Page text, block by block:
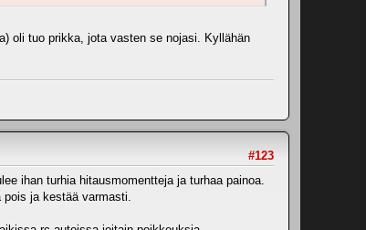
oli tuo prikka, jota vasten se nojasi. Kyllähän
#123
ihan turhia hitausmomentteja ja turhaa painoa.
pois ja kestää varmasti.